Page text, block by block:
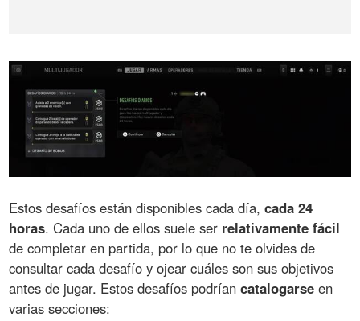
Estos desafíos están disponibles cada día,cada 24
horas. Cada uno de ellos suele ser relativamente fácil
de completar en partida, por lo que no te olvides de
consultar cada desafío y ojear cuáles son sus objetivos
antes de jugar. Estos desafíos podríancatalogarse en
varias secciones: